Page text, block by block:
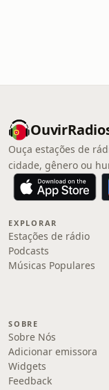
Ouça estações de
cidade, gênero ou
EXPLORAR
Estações de rádio
Podcasts
Músicas Populares
SOBRE
Sobre Nós
Adicionar emissora
Widgets
Feedback